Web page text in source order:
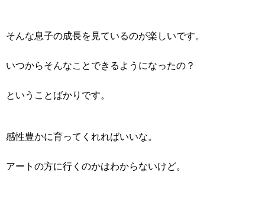
そんな息子の成長を見ているのが楽しいです。
いつからそんなことできるようになったの？
ということばかりです。
感性豊かに育ってくれればいいな。
アートの方に行くのかはわからないけど。